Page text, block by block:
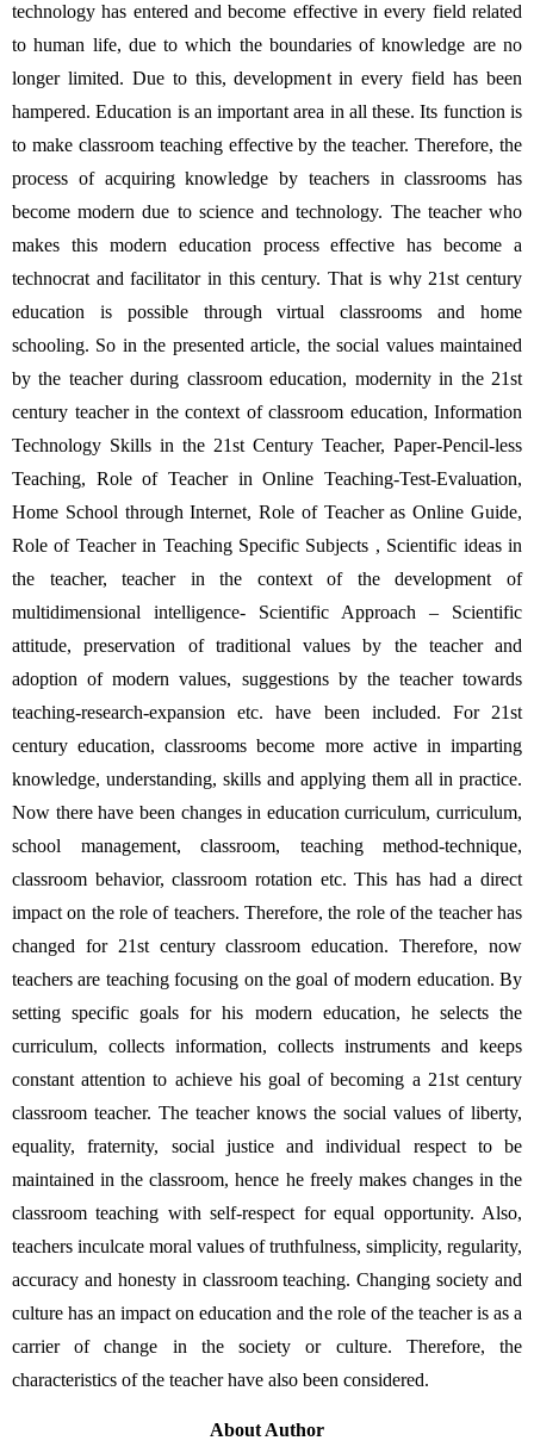
technology has entered and become effective in every field related
to human life, due to which the boundaries of knowledge are no
longer limited. Due to this, development in every field has been
hampered. Education is an important area in all these. Its function is
to make classroom teaching effective by the teacher. Therefore, the
process of acquiring knowledge by teachers in classrooms has
become modern due to science and technology. The teacher who
makes this modern education process effective has become a
technocrat and facilitator in this century. That is why 21st century
education is possible through virtual classrooms and home
schooling. So in the presented article, the social values maintained
by the teacher during classroom education, modernity in the 21st
century teacher in the context of classroom education, Information
Technology Skills in the 21st Century Teacher, Paper-Pencil-less
Teaching, Role of Teacher in Online Teaching-Test-Evaluation,
Home School through Internet, Role of Teacher as Online Guide,
Role of Teacher in Teaching Specific Subjects , Scientific ideas in
the teacher, teacher in the context of the development of
multidimensional intelligence- Scientific Approach – Scientific
attitude, preservation of traditional values by the teacher and
adoption of modern values, suggestions by the teacher towards
teaching-research-expansion etc. have been included. For 21st
century education, classrooms become more active in imparting
knowledge, understanding, skills and applying them all in practice.
Now there have been changes in education curriculum, curriculum,
school management, classroom, teaching method-technique,
classroom behavior, classroom rotation etc. This has had a direct
impact on the role of teachers. Therefore, the role of the teacher has
changed for 21st century classroom education. Therefore, now
teachers are teaching focusing on the goal of modern education. By
setting specific goals for his modern education, he selects the
curriculum, collects information, collects instruments and keeps
constant attention to achieve his goal of becoming a 21st century
classroom teacher. The teacher knows the social values of liberty,
equality, fraternity, social justice and individual respect to be
maintained in the classroom, hence he freely makes changes in the
classroom teaching with self-respect for equal opportunity. Also,
teachers inculcate moral values of truthfulness, simplicity, regularity,
accuracy and honesty in classroom teaching. Changing society and
culture has an impact on education and the role of the teacher is as a
carrier of change in the society or culture. Therefore, the
characteristics of the teacher have also been considered.
About Author